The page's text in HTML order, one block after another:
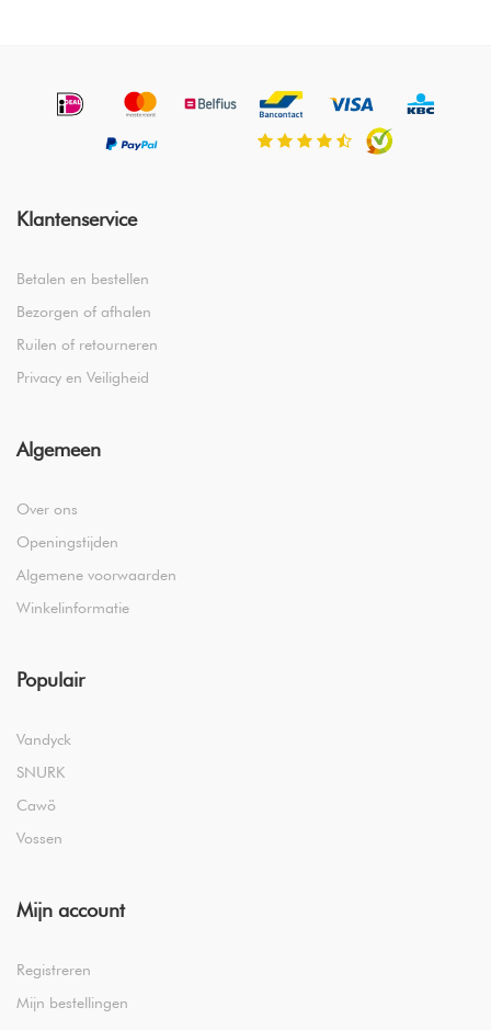
Klantenservice
Betalen en bestellen
Bezorgen of afhalen
Ruilen of retourneren
Privacy en Veiligheid
Algemeen
Over ons
Openingstijden
Algemene voorwaarden
Winkelinformatie
Populair
Vandyck
SNURK
Cawö
Vossen
Mijn account
Registreren
Mijn bestellingen